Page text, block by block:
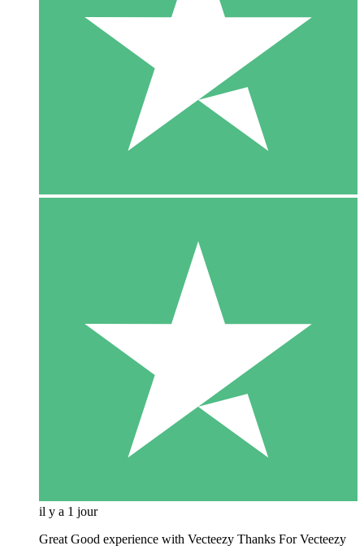
il y a 1 jour
Great Good experience with Vecteezy Thanks For Vecteezy